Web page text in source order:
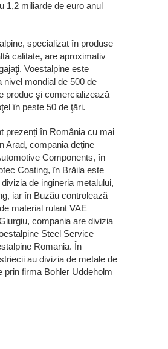
1,2 miliarde de euro anul
specializat în produse
calitate, are aproximativ
Voestalpine este
nivel mondial de 500 de
produc şi comercializează
în peste 50 de ţări.
prezenți în România cu mai
Arad, compania deține
Components, în
Coating, în Brăila este
de ingineria metalului,
iar în Buzău controlează
material rulant VAE
compania are divizia
Steel Service
Romania. În
au divizia de metale de
prin firma Bohler Uddeholm